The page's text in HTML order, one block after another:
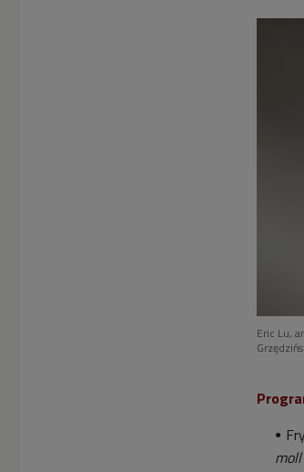
Eric Lu,
moll